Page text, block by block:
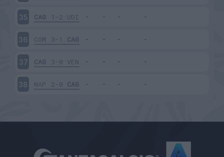
35 CAG 1-2 UDI
36 COM 3-1 CAG
37 CAG 3-0 VEN
38 NAP 2-0 CAG